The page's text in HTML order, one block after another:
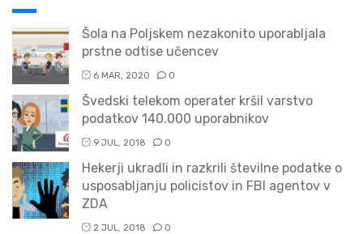
Šola na Poljskem nezakonito uporabljala
prstne odtise učencev
6 MAR, 2020 0
Švedski telekom operater kršil varstvo
podatkov 140.000 uporabnikov
9 JUL, 2018 0
Hekerji ukradli in razkrili številne podatke o
usposabljanju policistov in FBI agentov v
ZDA
2 JUL, 2018 0